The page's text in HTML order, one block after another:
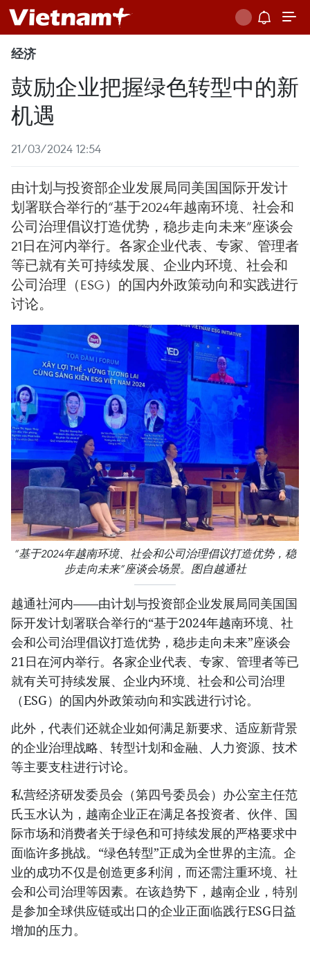
经济
鼓励企业把握绿色转型中的新
机遇
21/03/2024 12:54
由计划与投资部企业发展局同美国国际开发计
划署联合举行的“基于2024年越南环境、社会和
公司治理倡议打造优势，稳步走向未来”座谈会
21日在河内举行。各家企业代表、专家、管理者
等已就有关可持续发展、企业内环境、社会和
公司治理（ESG）的国内外政策动向和实践进行
讨论。
“基于2024年越南环境、社会和公司治理倡议打造优势，稳
步走向未来”座谈会场景。图自越通社
越通社河内——由计划与投资部企业发展局同美国国
际开发计划署联合举行的“基于2024年越南环境、社
会和公司治理倡议打造优势，稳步走向未来”座谈会
21日在河内举行。各家企业代表、专家、管理者等已
就有关可持续发展、企业内环境、社会和公司治理
（ESG）的国内外政策动向和实践进行讨论。
此外，代表们还就企业如何满足新要求、适应新背景
的企业治理战略、转型计划和金融、人力资源、技术
等主要支柱进行讨论。
私营经济研发委员会（第四号委员会）办公室主任范
氏玉水认为，越南企业正在满足各投资者、伙伴、国
际市场和消费者关于绿色和可持续发展的严格要求中
面临许多挑战。“绿色转型”正成为全世界的主流。企
业的成功不仅是创造更多利润，而还需注重环境、社
会和公司治理等因素。在该趋势下，越南企业，特别
是参加全球供应链或出口的企业正面临践行ESG日益
增加的压力。